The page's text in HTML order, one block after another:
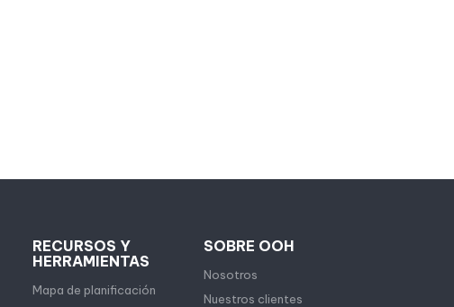
RECURSOS Y
HERRAMIENTAS
Mapa de planificación
SOBRE OOH
Nosotros
Nuestros clientes